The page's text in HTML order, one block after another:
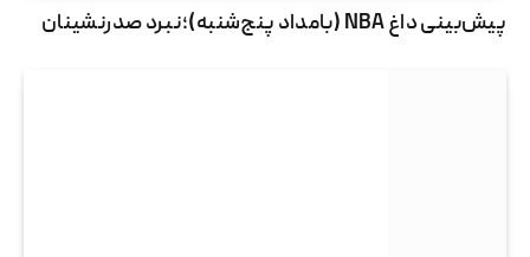
پیش‌بینی داغ NBA (بامداد پنج‌شنبه)؛نبرد صدرنشینان